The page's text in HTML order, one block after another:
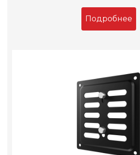
Подробнее